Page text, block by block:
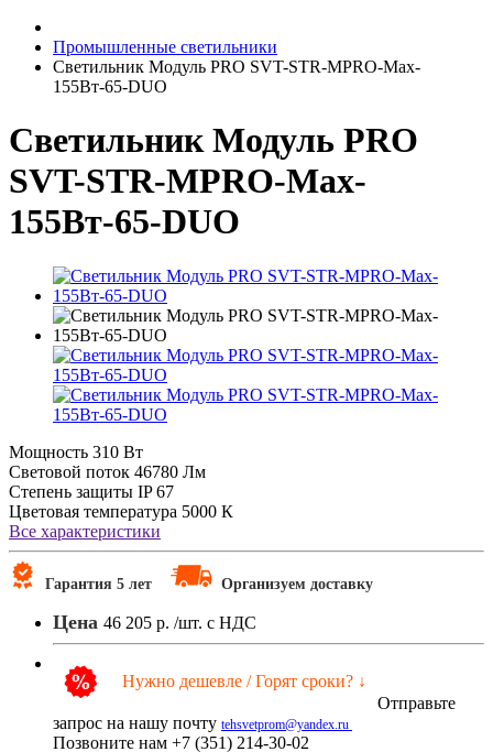
Промышленные светильники
Светильник Модуль PRO SVT-STR-MPRO-Max-
155Вт-65-DUO
Светильник Модуль PRO
SVT-STR-MPRO-Max-
155Вт-65-DUO
Мощность 310 Вт
Световой поток 46780 Лм
Степень защиты IP 67
Цветовая температура 5000 К
Все характеристики
Гарантия 5 лет Организуем доставку
Цена 46 205 р. /шт. с НДС
Нужно дешевле / Горят сроки? ↓
Отправьте
запрос на нашу почту tehsvetprom@yandex.ru
Позвоните нам +7 (351) 214-30-02